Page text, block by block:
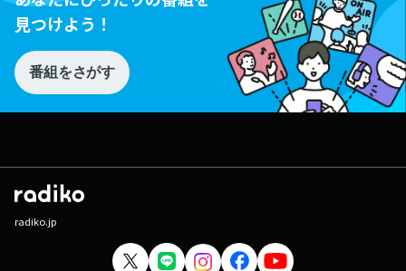
見つけよう！
番組をさがす
radiko.jp